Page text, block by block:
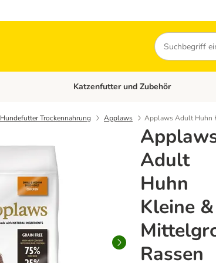
Suchen
Kategorie-Menü öffnen: Hundefutter und
Katzenfutter und Zubehör
Hundefutter Trockennahrung Applaws Applaws Adult Huhn
Adult
Huhn
Kleine &
Rassen